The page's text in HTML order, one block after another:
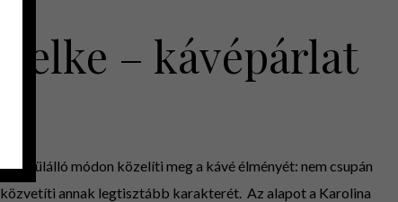
– kávépárlat
módon közelíti meg a kávé élményét: nem csupán
annak legtisztább karakterét. Az alapot a Karolina